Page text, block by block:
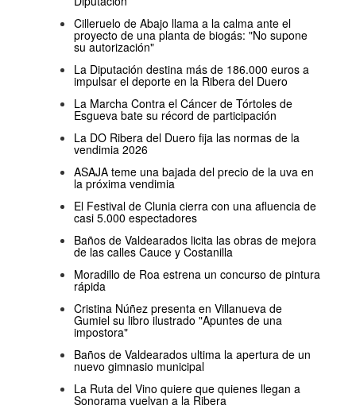
Cilleruelo de Abajo llama a la calma ante el
proyecto de una planta de biogás: "No supone
su autorización"
La Diputación destina más de 186.000 euros a
impulsar el deporte en la Ribera del Duero
La Marcha Contra el Cáncer de Tórtoles de
Esgueva bate su récord de participación
La DO Ribera del Duero fija las normas de la
vendimia 2026
ASAJA teme una bajada del precio de la uva en
la próxima vendimia
El Festival de Clunia cierra con una afluencia de
casi 5.000 espectadores
Baños de Valdearados licita las obras de mejora
de las calles Cauce y Costanilla
Moradillo de Roa estrena un concurso de pintura
rápida
Cristina Núñez presenta en Villanueva de
Gumiel su libro ilustrado "Apuntes de una
impostora"
Baños de Valdearados ultima la apertura de un
nuevo gimnasio municipal
La Ruta del Vino quiere que quienes llegan a
Sonorama vuelvan a la Ribera